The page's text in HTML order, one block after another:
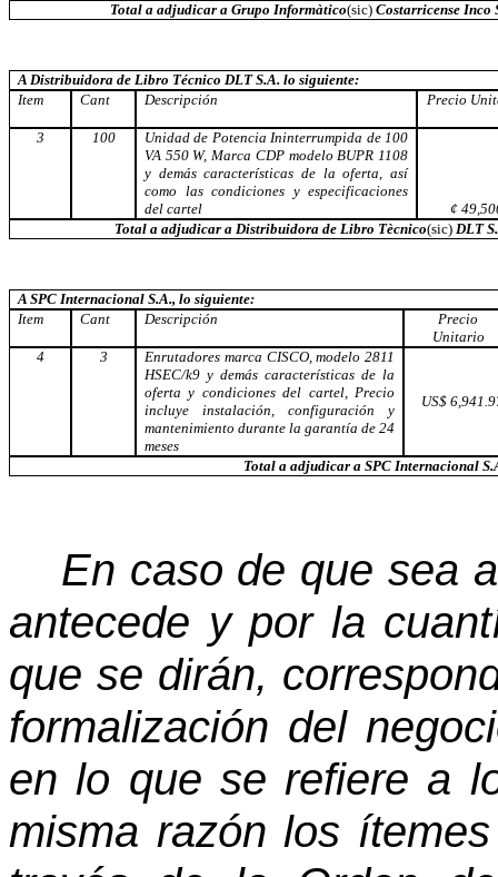
Total a adjudicar a Grupo Informàtico(sic) Costarricense Inco
A Distribuidora de Libro Técnico DLT S.A. lo siguiente:
Item
Cant Descripción Precio
3 100
Unidad de Potencia Ininterrumpida de 100
VA 550 W, Marca CDP modelo BUPR 1108
y demás características de la oferta, así
como las condiciones y especificaciones
del cartel
¢
Total a adjudicar a Distribuidora de Libro Tècnico(sic) DLT
A SPC Internacional S.A., lo siguiente:
Item
Cant Descripción
Precio
Unitario
4
3
Enrutadores marca CISCO, modelo 2811
HSEC/k9 y demás características de la
oferta y condiciones del cartel, Precio
incluye instalación, configuración y
mantenimiento durante la garantía de 24
meses
US$
Total a adjudicar a SPC Internacional
En caso de que sea
antecede y por la
que se dirán,
formalización del
en lo que se refiere a
misma razón los